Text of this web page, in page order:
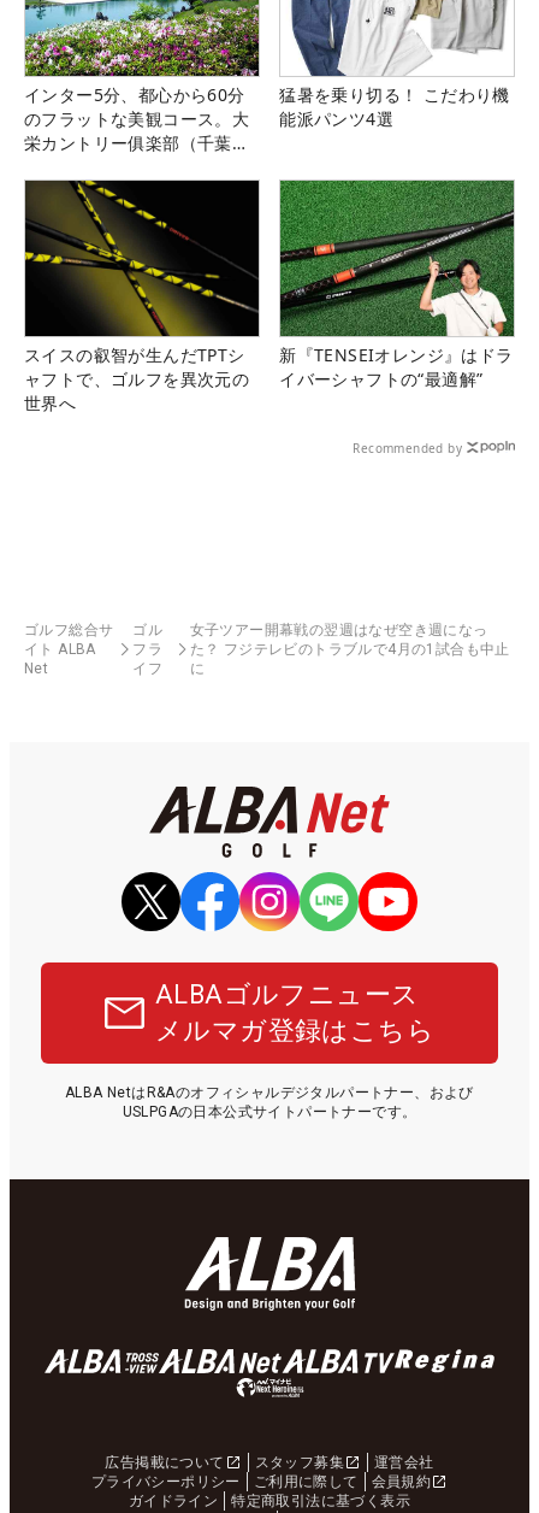
インター5分、都心から60分
のフラットな美観コース。大
栄カントリー俱楽部（千葉
猛暑を乗り切る！ こだわり機
能派パンツ4選
スイスの叡智が生んだTPTシ
ャフトで、ゴルフを異次元の
世界へ
新『TENSEIオレンジ』はドラ
イバーシャフトの“最適解”
Recommended by
ゴルフ総合サ
イト ALBA
Net
ゴル
フラ
イフ
女子ツアー開幕戦の翌週はなぜ空き週になっ
た？ フジテレビのトラブルで4月の1試合も中止
に
ALBAゴルフニュース
メルマガ登録はこちら
ALBA NetはR&Aのオフィシャルデジタルパートナー、および
USLPGAの日本公式サイトパートナーです。
広告掲載について スタッフ募集
運営会社
プライバシーポリシー
ご利用に際して
会員規約
ガイドライン
特定商取引法に基づく表示